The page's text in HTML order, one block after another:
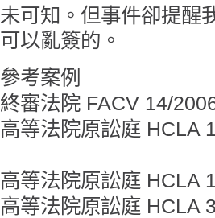
未可知。但事件卻提醒
可以亂簽的。
參考案例
終審法院 FACV 14/
高等法院原訟庭 HCLA
高等法院原訟庭 HCLA
高等法院原訟庭 HCLA